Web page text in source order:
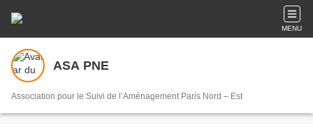
MENU
ASA PNE
Association pour le Suivi de l’Aménagement Paris Nord – Est